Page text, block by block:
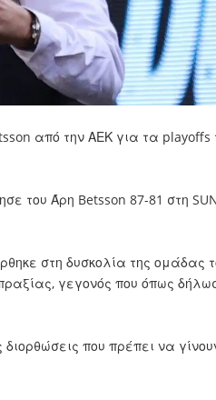
από την ΑΕΚ για τα playoffs
του Άρη Betsson 87-81 στη
στη δυσκολία της ομάδας
γεγονός που όπως
που πρέπει να